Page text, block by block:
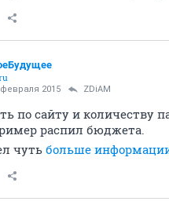
февраля 2015 ZDiAM
по сайту и количеству
распил бюджета.
чуть больше